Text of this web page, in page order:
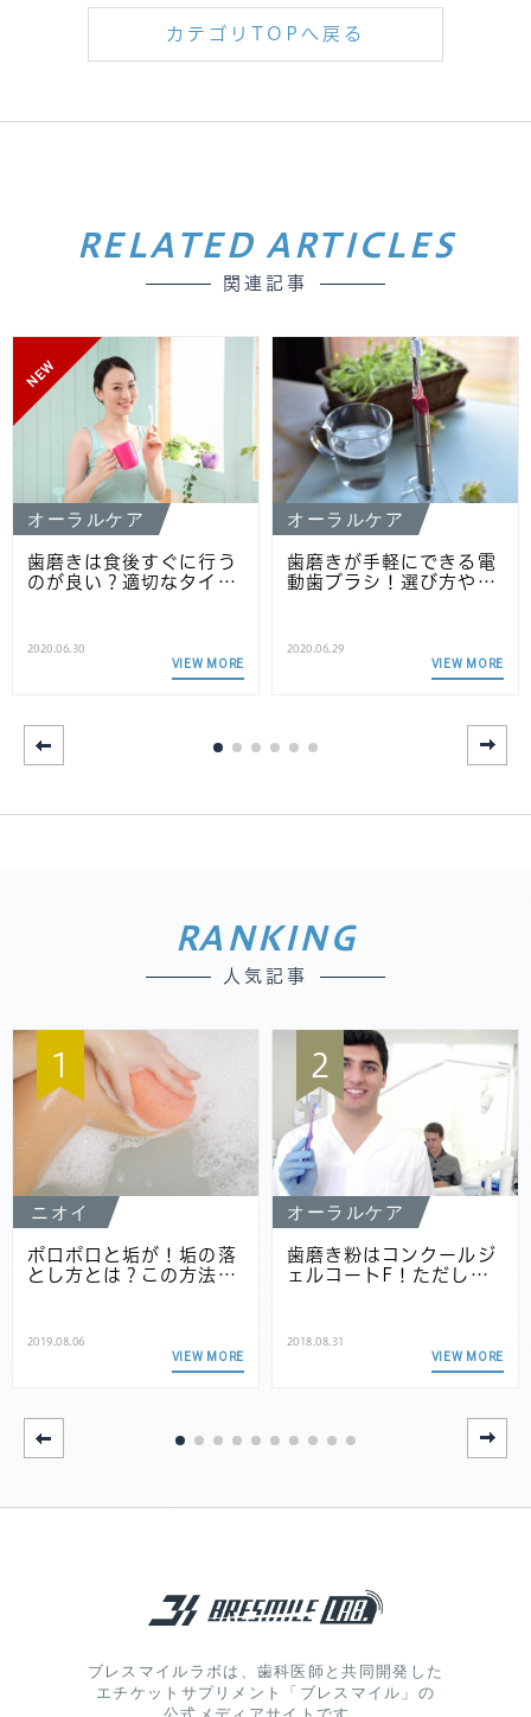
カテゴリTOPへ戻る
RELATED ARTICLES
関連記事
NEW
オーラルケア
歯磨きは食後すぐに行う
のが良い？適切なタイ…
2020.06.30
VIEW MORE
オーラルケア
歯磨きが手軽にできる電
動歯ブラシ！選び方や…
2020.06.29
VIEW MORE
RANKING
人気記事
1
ニオイ
ポロポロと垢が！垢の落
とし方とは？この方法…
2019.08.06
VIEW MORE
2
オーラルケア
歯磨き粉はコンクールジ
ェルコートF！ただし…
2018.08.31
VIEW MORE
ブレスマイルラボは、歯科医師と共同開発した
エチケットサプリメント「ブレスマイル」の